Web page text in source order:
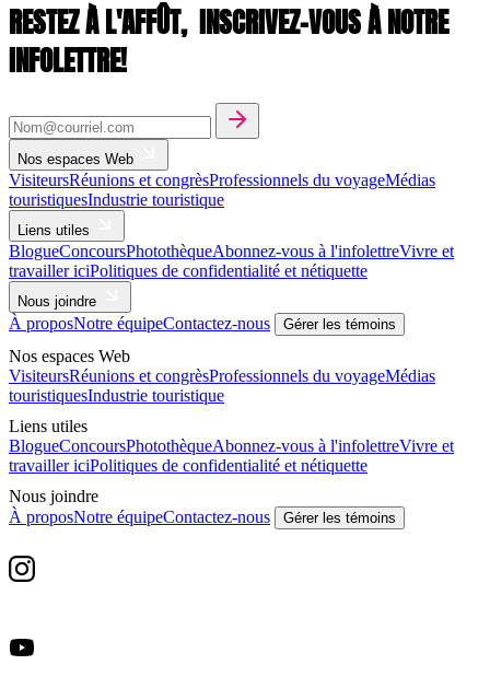
RESTEZ À L'AFFÛT, INSCRIVEZ-VOUS À NOTRE
INFOLETTRE!
Nos espaces Web
VisiteursRéunions et congrèsProfessionnels du voyageMédias
touristiquesIndustrie touristique
Liens utiles
BlogueConcoursPhotothèqueAbonnez-vous à l'infolettreVivre et
travailler iciPolitiques de confidentialité et nétiquette
Nous joindre
À proposNotre équipeContactez-nous Gérer les témoins
Nos espaces Web
VisiteursRéunions et congrèsProfessionnels du voyageMédias
touristiquesIndustrie touristique
Liens utiles
BlogueConcoursPhotothèqueAbonnez-vous à l'infolettreVivre et
travailler iciPolitiques de confidentialité et nétiquette
Nous joindre
À proposNotre équipeContactez-nous Gérer les témoins